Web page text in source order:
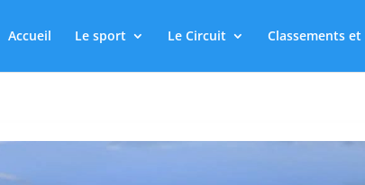
Accueil Le sport Le Circuit Classements